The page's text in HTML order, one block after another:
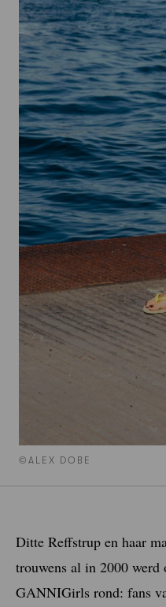
©ALEX DOBE
Ditte Reffstrup en haar
trouwens al in 2000
GANNIGirls rond: fans